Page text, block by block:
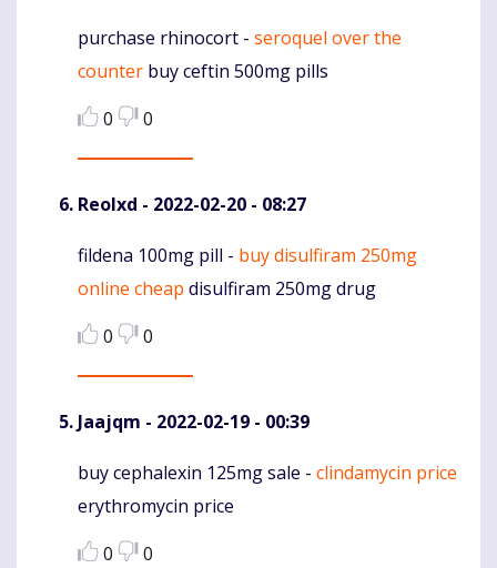
Komentaras
purchase rhinocort - seroquel over the
counter buy ceftin 500mg pills
0
0
Reolxd - 2022-02-20 - 08:27
Komentaras
fildena 100mg pill - buy disulfiram 250mg
online cheap disulfiram 250mg drug
0
0
Jaajqm - 2022-02-19 - 00:39
Komentaras
buy cephalexin 125mg sale - clindamycin price
erythromycin price
0
0